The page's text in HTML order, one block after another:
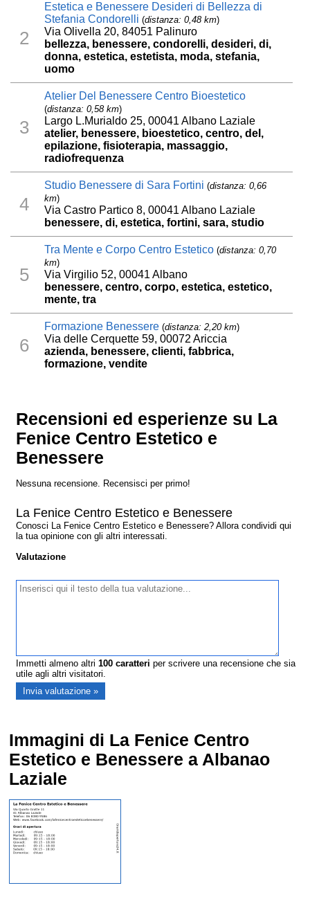
2
Estetica e Benessere Desideri di Bellezza di
Stefania Condorelli (distanza: 0,48 km)
Via Olivella 20, 84051 Palinuro
bellezza, benessere, condorelli, desideri, di,
donna, estetica, estetista, moda, stefania,
uomo
3
Atelier Del Benessere Centro Bioestetico
(distanza: 0,58 km)
Largo L.Murialdo 25, 00041 Albano Laziale
atelier, benessere, bioestetico, centro, del,
epilazione, fisioterapia, massaggio,
radiofrequenza
4
Studio Benessere di Sara Fortini (distanza: 0,66
km)
Via Castro Partico 8, 00041 Albano Laziale
benessere, di, estetica, fortini, sara, studio
5
Tra Mente e Corpo Centro Estetico (distanza: 0,70
km)
Via Virgilio 52, 00041 Albano
benessere, centro, corpo, estetica, estetico,
mente, tra
6
Formazione Benessere (distanza: 2,20 km)
Via delle Cerquette 59, 00072 Ariccia
azienda, benessere, clienti, fabbrica,
formazione, vendite
Recensioni ed esperienze su La
Fenice Centro Estetico e
Benessere
Nessuna recensione. Recensisci per primo!
La Fenice Centro Estetico e Benessere
Conosci La Fenice Centro Estetico e Benessere? Allora condividi qui
la tua opinione con gli altri interessati.
Valutazione
Immetti almeno altri100 caratteri per scrivere una recensione che sia
utile agli altri visitatori.
Immagini di La Fenice Centro
Estetico e Benessere a Albanao
Laziale